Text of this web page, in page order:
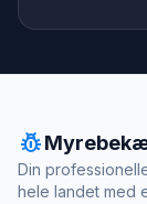
pest_control
Din
hele landet med